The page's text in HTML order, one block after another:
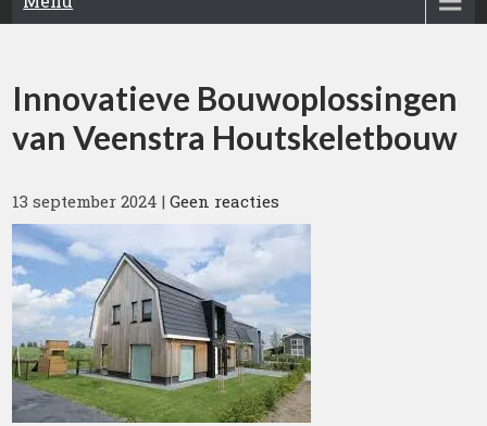
Innovatieve Bouwoplossingen
van Veenstra Houtskeletbouw
13 september 2024 |Geen reacties